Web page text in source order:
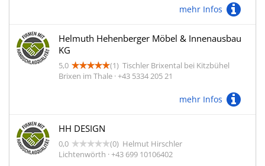
mehr Infos
Helmuth Hehenberger Möbel & Innenausbau
KG
5,0 (1) Tischler Brixental bei Kitzbühel
Brixen im Thale · +43 5334 205 21
mehr Infos
HH DESIGN
0,0 (0) Helmut Hirschler
Lichtenwörth · +43 699 10106402